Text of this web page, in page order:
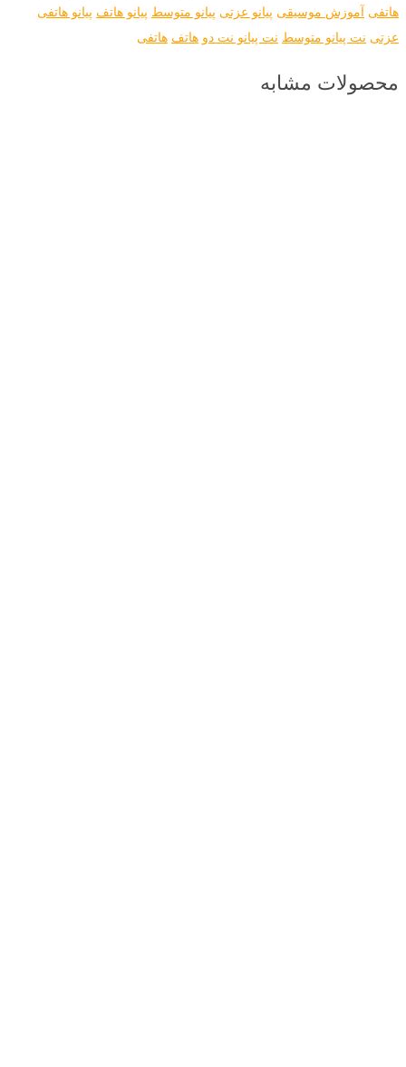
هاتفی آموزش موسیقی پیانو عزتی پیانو متوسط پیانو هاتف پیانو هاتفی
عزتی نت پیانو متوسط نت پیانو نت دو هاتف هاتفی
محصولات مشابه